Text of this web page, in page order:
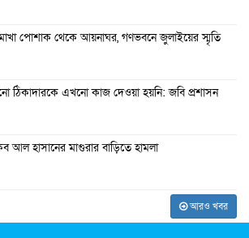
পোশাক থেকে আয়নাঘর, গণভবনে জুলাইয়ের স্মৃতি
ঠিকাদারকে এখনো কাজ দেওয়া হয়নি: জবি প্রশাসন
আল হাসানের মাগুরার বাড়িতে হামলা
আরও খবর